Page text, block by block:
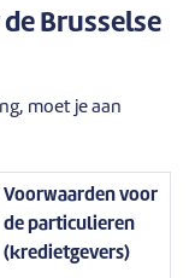
Brusselse
moet je aan
Voorwaarden voor
de particulieren
(kredietgevers)